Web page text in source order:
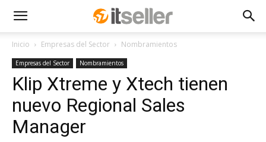
Inicio Empresas del Sector Nombramientos
Empresas del Sector Nombramientos
Klip Xtreme y Xtech tienen
nuevo Regional Sales
Manager